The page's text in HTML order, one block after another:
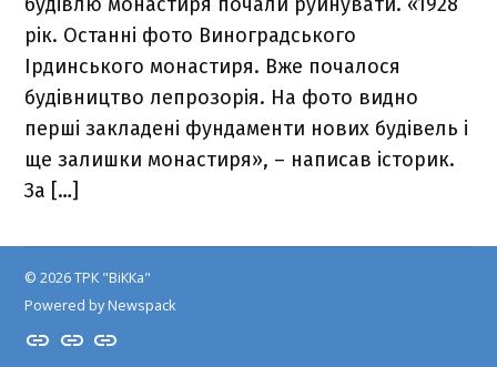
рік. Останні фото Виноградського
Ірдинського монастиря. Вже почалося
будівництво лепрозорія. На фото видно
перші закладені фундаменти нових будівель і
ще залишки монастиря», – написав історик.
За […]
© 2026 ТРК "ВіККа"
Powered by Newspack
Insta
YouTube
FB